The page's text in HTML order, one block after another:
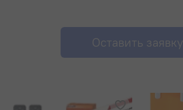
Оставить заявку